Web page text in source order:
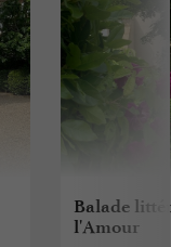
Balade
l'Amour